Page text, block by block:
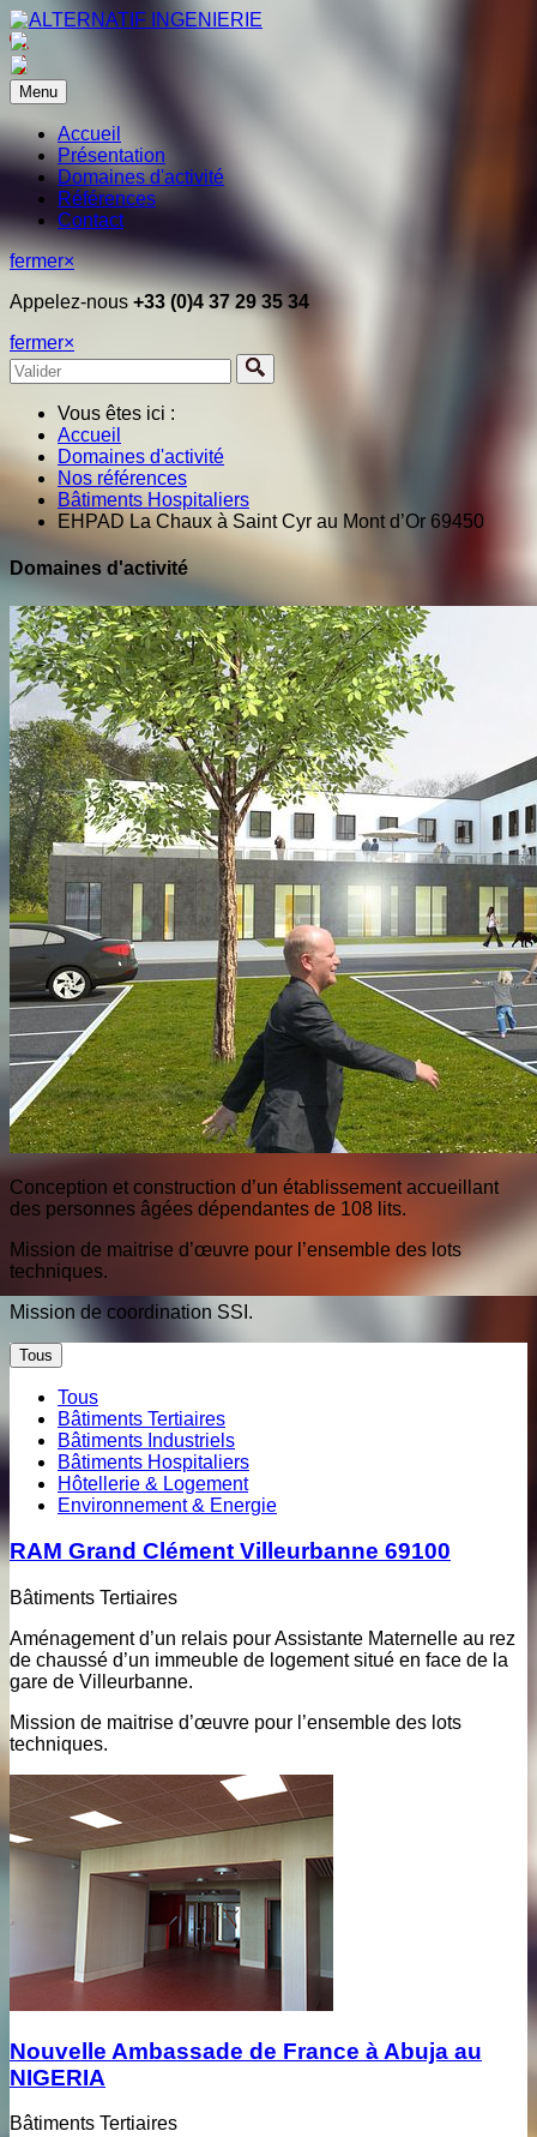
Menu
Accueil
Présentation
Domaines d'activité
Références
Contact
fermer×
Appelez-nous +33 (0)4 37 29 35 34
fermer×
Vous êtes ici :
Accueil
Domaines d'activité
Nos références
Bâtiments Hospitaliers
EHPAD La Chaux à Saint Cyr au Mont d’Or 69450
Domaines d'activité
Conception et construction d’un établissement accueillant
des personnes âgées dépendantes de 108 lits.
Mission de maitrise d’œuvre pour l’ensemble des lots
techniques.
Mission de coordination SSI.
Tous
Tous
Bâtiments Tertiaires
Bâtiments Industriels
Bâtiments Hospitaliers
Hôtellerie & Logement
Environnement & Energie
RAM Grand Clément Villeurbanne 69100
Bâtiments Tertiaires
Aménagement d’un relais pour Assistante Maternelle au rez
de chaussé d’un immeuble de logement situé en face de la
gare de Villeurbanne.
Mission de maitrise d’œuvre pour l’ensemble des lots
techniques.
Nouvelle Ambassade de France à Abuja au
NIGERIA
Bâtiments Tertiaires